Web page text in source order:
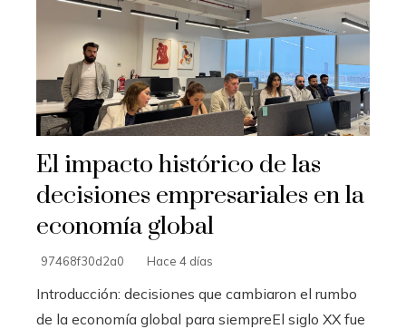
El impacto histórico de las
decisiones empresariales en la
economía global
97468f30d2a0 Hace 4 días
Introducción: decisiones que cambiaron el rumbo
de la economía global para siempreEl siglo XX fue